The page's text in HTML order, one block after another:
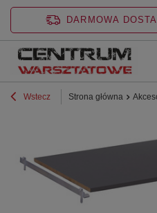
DARMOWA
Wstecz Strona główna